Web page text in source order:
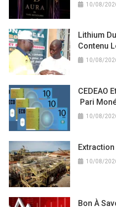
10/08/
Lithium
Contenu
10/08/
CEDEAO
Pari
10/08/
10/08/
Bon À